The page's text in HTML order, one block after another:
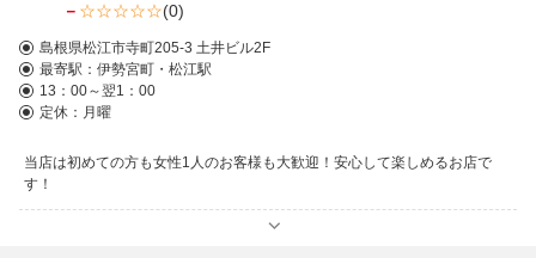
－ (0)
島根県松江市寺町205-3 土井ビル2F
最寄駅： 伊勢宮町・松江駅
13：00～翌1：00
定休：月曜
当店は初めての方も女性1人のお客様も大歓迎！安心して楽しめるお店で
す！